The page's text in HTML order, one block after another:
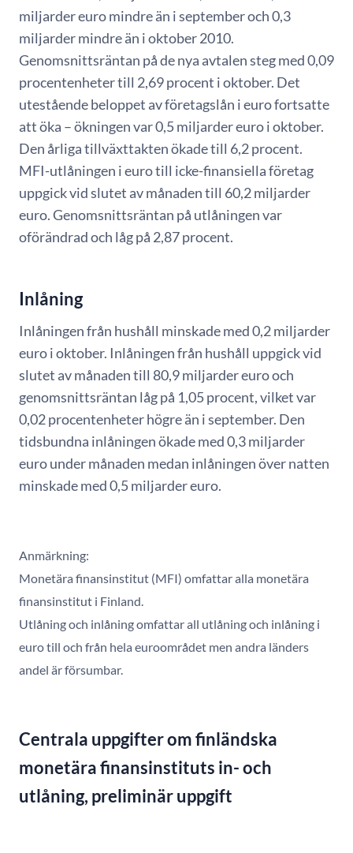
miljarder euro mindre än i september och 0,3
miljarder mindre än i oktober 2010.
Genomsnittsräntan på de nya avtalen steg med 0,09
procentenheter till 2,69 procent i oktober. Det
utestående beloppet av företagslån i euro fortsatte
att öka – ökningen var 0,5 miljarder euro i oktober.
Den årliga tillväxttakten ökade till 6,2 procent.
MFI-utlåningen i euro till icke-finansiella företag
uppgick vid slutet av månaden till 60,2 miljarder
euro. Genomsnittsräntan på utlåningen var
oförändrad och låg på 2,87 procent.
Inlåning
Inlåningen från hushåll minskade med 0,2 miljarder
euro i oktober. Inlåningen från hushåll uppgick vid
slutet av månaden till 80,9 miljarder euro och
genomsnittsräntan låg på 1,05 procent, vilket var
0,02 procentenheter högre än i september. Den
tidsbundna inlåningen ökade med 0,3 miljarder
euro under månaden medan inlåningen över natten
minskade med 0,5 miljarder euro.
Anmärkning:
Monetära finansinstitut (MFI) omfattar alla monetära
finansinstitut i Finland.
Utlåning och inlåning omfattar all utlåning och inlåning i
euro till och från hela euroområdet men andra länders
andel är försumbar.
Centrala uppgifter om finländska
monetära finansinstituts in- och
utlåning, preliminär uppgift